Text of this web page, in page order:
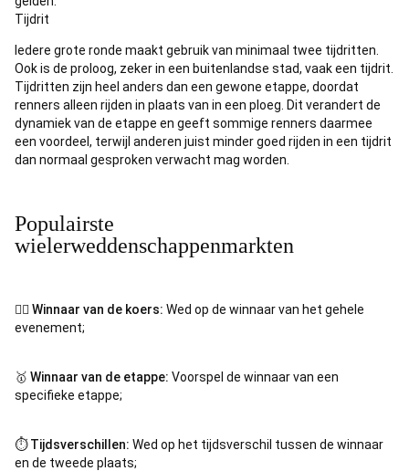
Tijdrit
Iedere grote ronde maakt gebruik van minimaal twee tijdritten.
Ook is de proloog, zeker in een buitenlandse stad, vaak een tijdrit.
Tijdritten zijn heel anders dan een gewone etappe, doordat
renners alleen rijden in plaats van in een ploeg. Dit verandert de
dynamiek van de etappe en geeft sommige renners daarmee
een voordeel, terwijl anderen juist minder goed rijden in een tijdrit
dan normaal gesproken verwacht mag worden.
Populairste
wielerweddenschappenmarkten
🚴‍♂️ Winnaar van de koers: Wed op de winnaar van het gehele
evenement;
🥇 Winnaar van de etappe: Voorspel de winnaar van een
specifieke etappe;
⏱️Tijdsverschillen: Wed op het tijdsverschil tussen de winnaar
en de tweede plaats;